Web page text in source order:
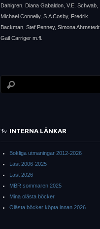
Dahlgren, Diana Gabaldon, V.E. Schwab,
Michael Connelly, S.A Cosby, Fredrik
Backman, Stef Penney, Simona Ahrnstedt,
Gail Carriger m.fl.
INTERNA LÄNKAR
Bokliga utmaningar 2012-2026
Läst 2006-2025
Läst 2026
MBR sommaren 2025
Mina olästa böcker
Olästa böcker köpta innan 2026